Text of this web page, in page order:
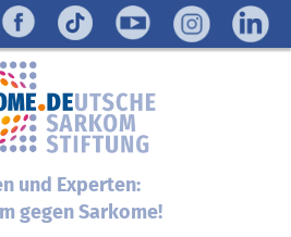
und Experten:
gegen Sarkome!